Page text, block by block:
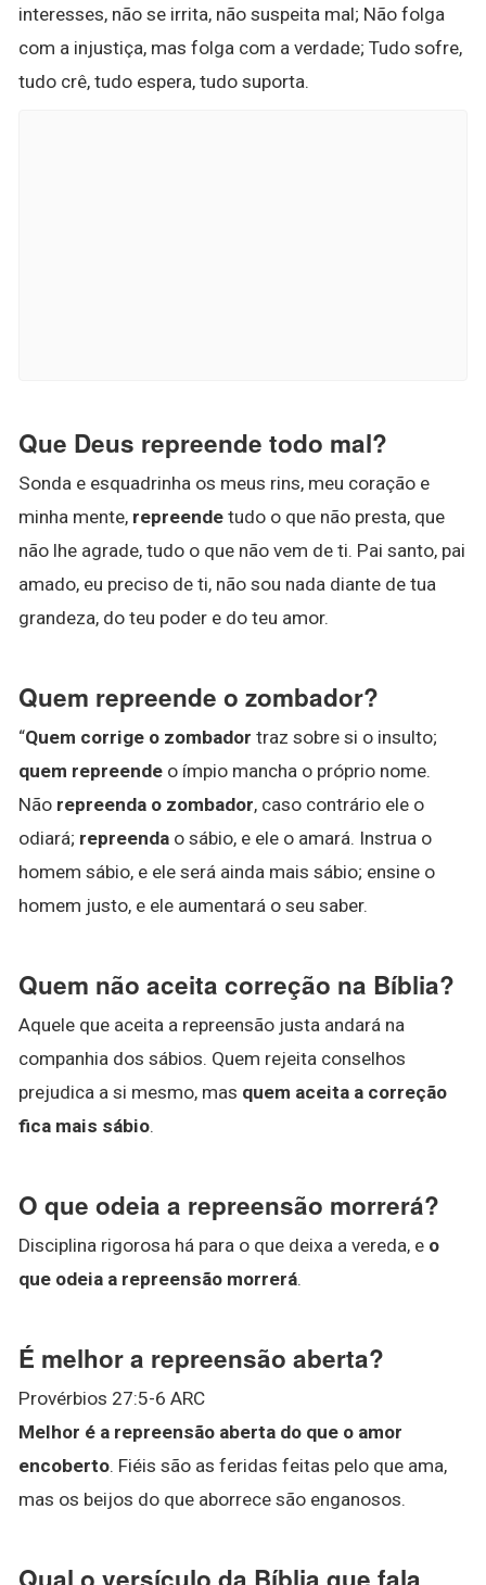
interesses, não se irrita, não suspeita mal; Não folga
com a injustiça, mas folga com a verdade; Tudo sofre,
tudo crê, tudo espera, tudo suporta.
Que Deus repreende todo mal?
Sonda e esquadrinha os meus rins, meu coração e
minha mente, repreende tudo o que não presta, que
não lhe agrade, tudo o que não vem de ti. Pai santo, pai
amado, eu preciso de ti, não sou nada diante de tua
grandeza, do teu poder e do teu amor.
Quem repreende o zombador?
“Quem corrige o zombador traz sobre si o insulto;
quem repreende o ímpio mancha o próprio nome.
Não repreenda o zombador, caso contrário ele o
odiará; repreenda o sábio, e ele o amará. Instrua o
homem sábio, e ele será ainda mais sábio; ensine o
homem justo, e ele aumentará o seu saber.
Quem não aceita correção na Bíblia?
Aquele que aceita a repreensão justa andará na
companhia dos sábios. Quem rejeita conselhos
prejudica a si mesmo, mas quem aceita a correção
fica mais sábio.
O que odeia a repreensão morrerá?
Disciplina rigorosa há para o que deixa a vereda, e o
que odeia a repreensão morrerá.
É melhor a repreensão aberta?
Provérbios 27:5-6 ARC
Melhor é a repreensão aberta do que o amor
encoberto. Fiéis são as feridas feitas pelo que ama,
mas os beijos do que aborrece são enganosos.